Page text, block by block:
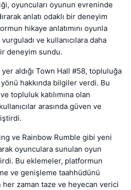
oyuncuları oyunun evreninde
anlatı odaklı bir deneyim
hikaye anlatımını oyunla
ve kullanıcılara daha
deneyim sundu.
aldığı Town Hall #58, topluluğa
hakkında bilgiler verdi. Bu
topluluk katılımına olan
arasında güven ve
ve Rainbow Rumble gibi yeni
oyunculara sunulan oyun
Bu eklemeler, platformun
ve genişleme taahhüdünü
zaman taze ve heyecan verici